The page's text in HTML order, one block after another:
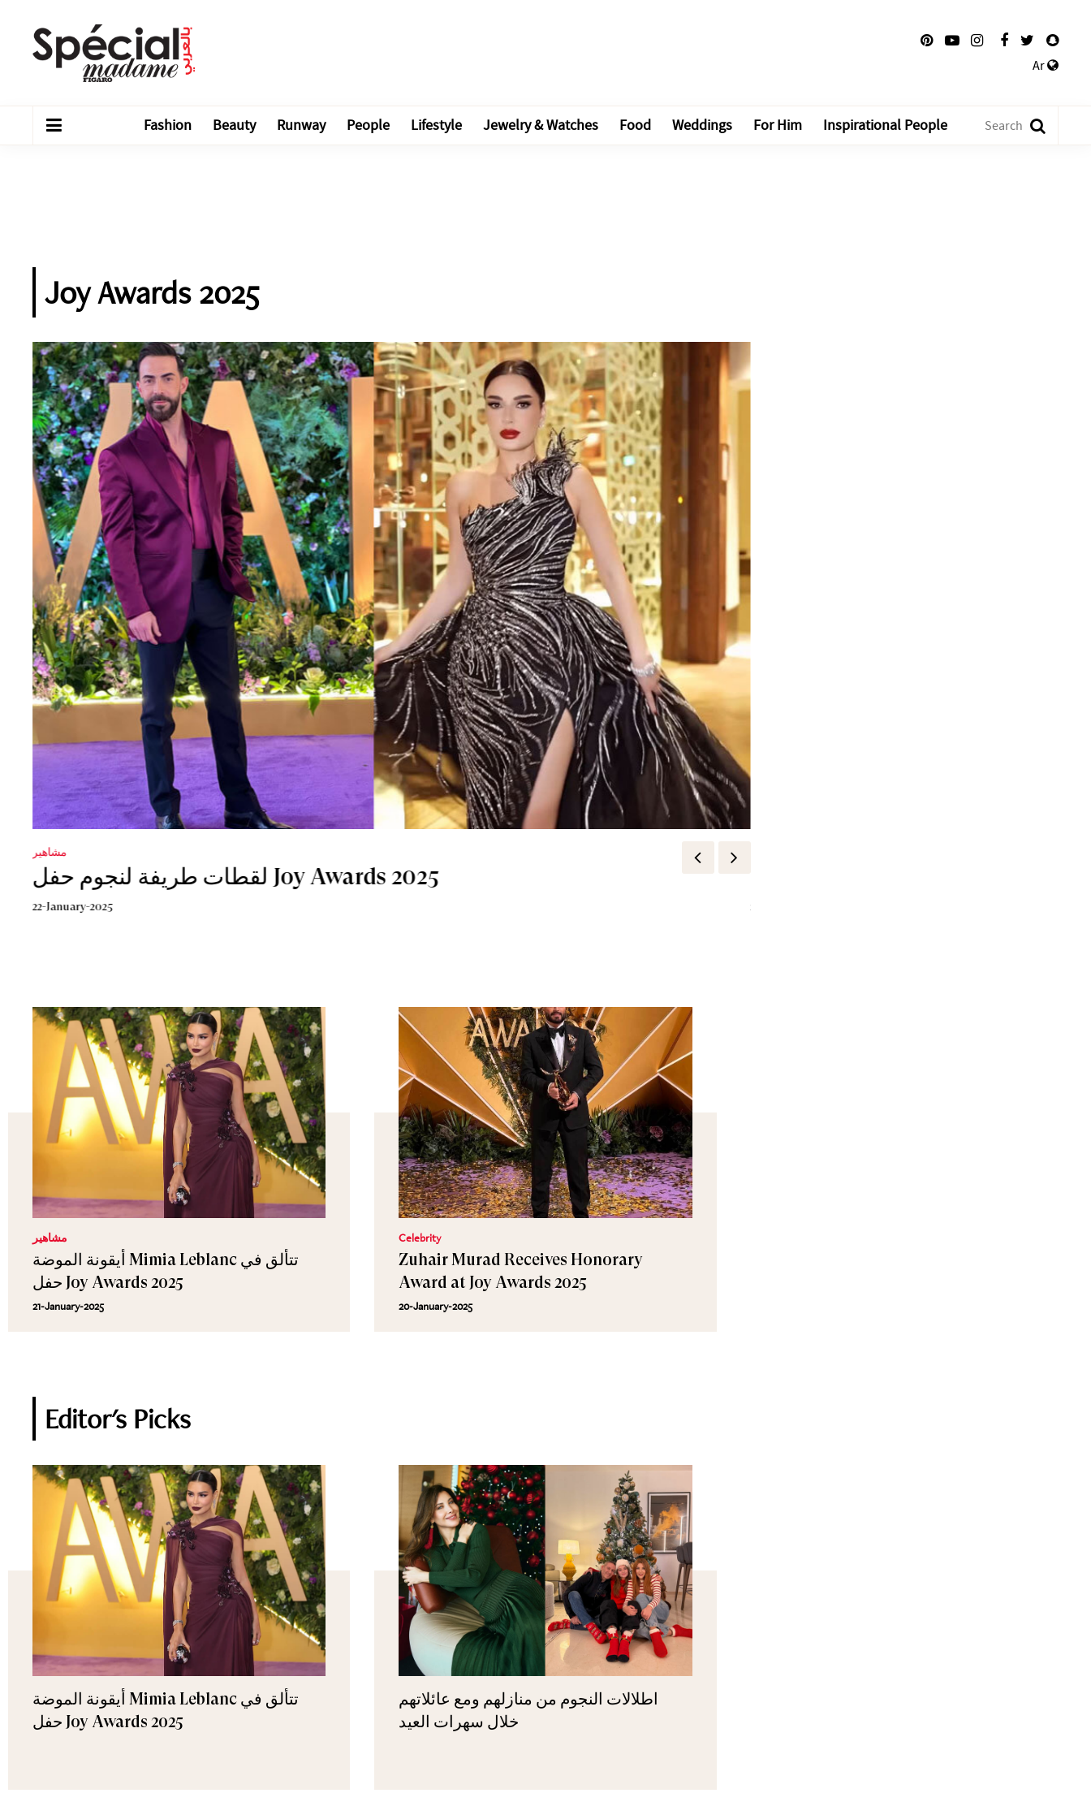
Ar
Fashion Beauty Runway People Lifestyle Jewelry & Watches Food Weddings For Him Inspirational People
Joy Awards 2025
مشاهير
لقطات طريفة لنجوم حفل Joy Awards 2025
22-January-2025
مشاهير
أحمد حلمي ومنى زكي سوياً على مسرح Joy Award 2025
21-January-2025
Fifth Edition
مشاهير
أيقونة الموضة Mimia Leblanc تتألق في
حفل Joy Awards 2025
21-January-2025
Celebrity
Zuhair Murad Receives Honorary
Award at Joy Awards 2025
20-January-2025
Editor's Picks
أيقونة الموضة Mimia Leblanc تتألق في
حفل Joy Awards 2025
اطلالات النجوم من منازلهم ومع عائلاتهم
خلال سهرات العيد